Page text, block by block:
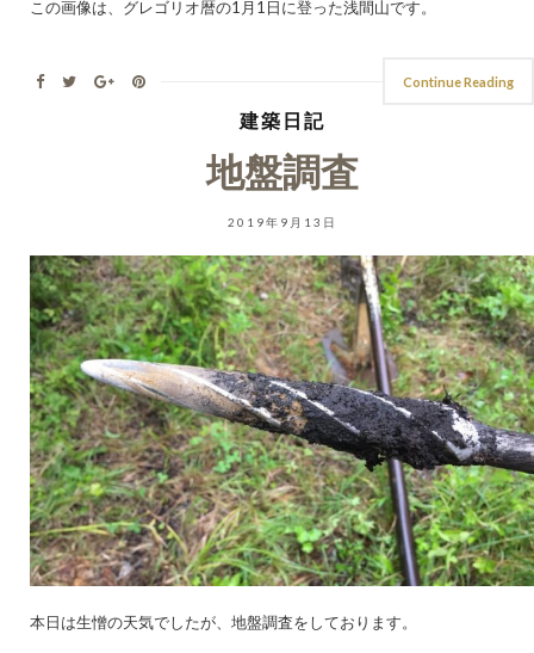
この画像は、グレゴリオ暦の1月1日に登った浅間山です。
Continue Reading
建築日記
地盤調査
2019年9月13日
本日は生憎の天気でしたが、地盤調査をしております。